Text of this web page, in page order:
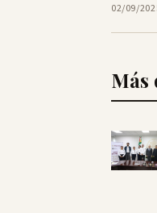
02/09/
Más